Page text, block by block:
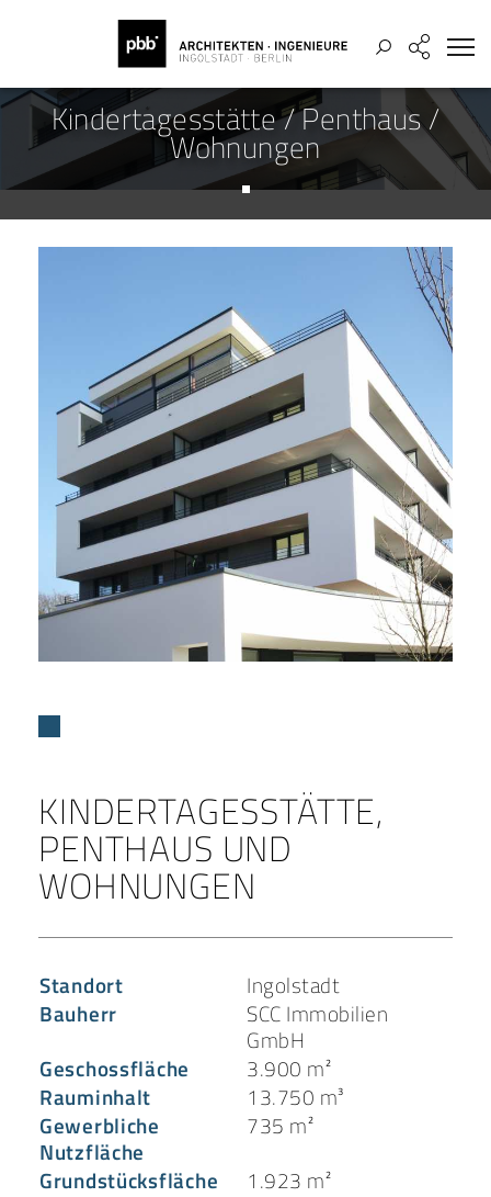
Kindertagesstätte / Penthaus /
Wohnungen
KINDERTAGESSTÄTTE,
PENTHAUS UND
WOHNUNGEN
Standort
Ingolstadt
Bauherr
SCC Immobilien
GmbH
Geschossfläche
3.900 m²
Rauminhalt
13.750 m³
Gewerbliche
Nutzfläche
735 m²
Grundstücksfläche
1.923 m²